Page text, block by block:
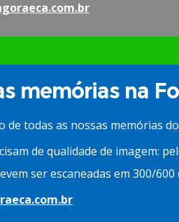
memórias na
de todas as nossas memórias
de qualidade de imagem:
ser escaneadas em 300/600